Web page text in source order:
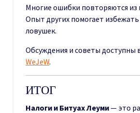
Многие ошибки повторяются из
Опыт других помогает
ловушек.
Обсуждения и советы доступны
WeJeW.
ИТОГ
Налоги и Битуах Леуми— это